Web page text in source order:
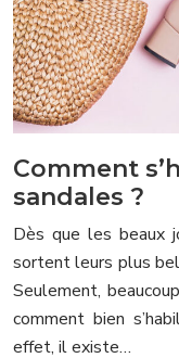
Comment
sandales ?
Dès que les beaux
sortent leurs plus
Seulement,
comment bien
effet, il existe…